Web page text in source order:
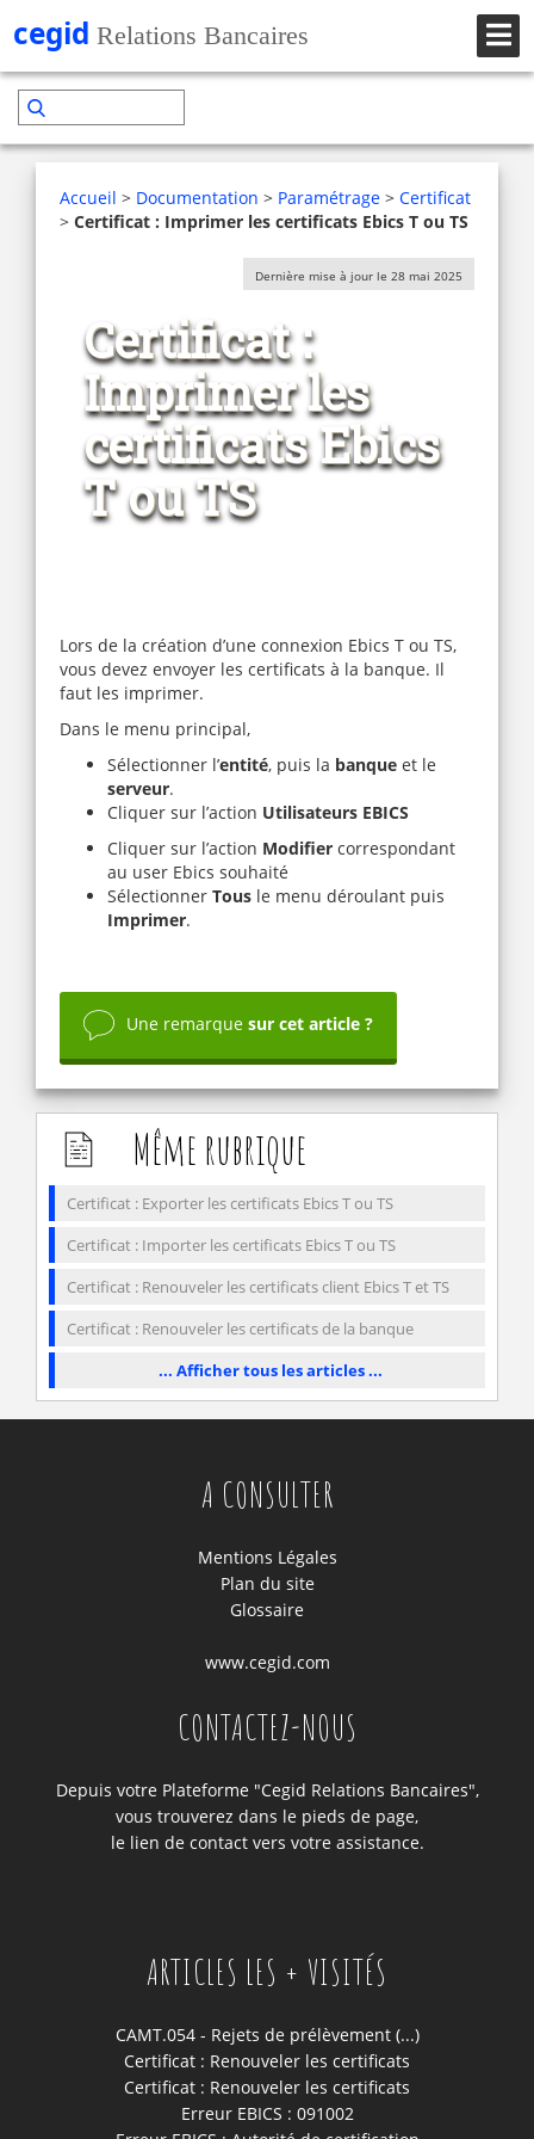
Accueil > Documentation > Paramétrage > Certificat
> Certificat : Imprimer les certificats Ebics T ou TS
Dernière mise à jour le 28 mai 2025
Certificat :
Imprimer les
certificats Ebics
T ou TS
Lors de la création d’une connexion Ebics T ou TS,
vous devez envoyer les certificats à la banque. Il
faut les imprimer.
Dans le menu principal,
Sélectionner l’entité, puis la banque et le
serveur.
Cliquer sur l’action Utilisateurs EBICS
Cliquer sur l’action Modifier correspondant
au user Ebics souhaité
Sélectionner Tous le menu déroulant puis
Imprimer.
Une remarque sur cet article ?
Même rubrique
Certificat : Exporter les certificats Ebics T ou TS
Certificat : Importer les certificats Ebics T ou TS
Certificat : Renouveler les certificats client Ebics T et TS
Certificat : Renouveler les certificats de la banque
... Afficher tous les articles ...
A CONSULTER
Mentions Légales
Plan du site
Glossaire
www.cegid.com
CONTACTEZ-NOUS
Depuis votre Plateforme "Cegid Relations Bancaires",
vous trouverez dans le pieds de page,
le lien de contact vers votre assistance.
ARTICLES LES + VISITÉS
CAMT.054 - Rejets de prélèvement (...)
Certificat : Renouveler les certificats
Certificat : Renouveler les certificats
Erreur EBICS : 091002